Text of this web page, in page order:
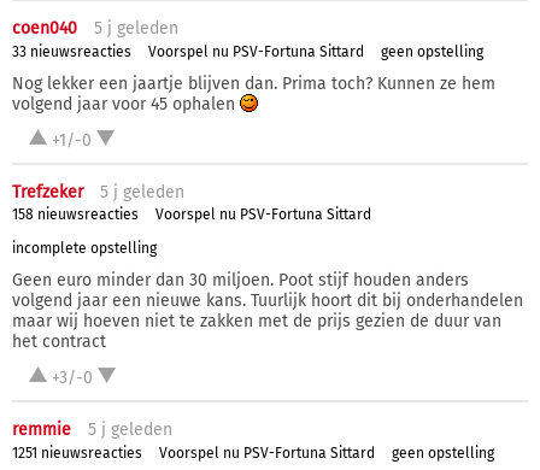
coen040 5 j geleden
33 nieuwsreacties Voorspel nu PSV-Fortuna Sittard geen opstelling
Nog lekker een jaartje blijven dan. Prima toch? Kunnen ze hem
volgend jaar voor 45 ophalen
+1/-0
Trefzeker 5 j geleden
158 nieuwsreacties
Voorspel nu PSV-Fortuna Sittard
incomplete opstelling
Geen euro minder dan 30 miljoen. Poot stijf houden anders
volgend jaar een nieuwe kans. Tuurlijk hoort dit bij onderhandelen
maar wij hoeven niet te zakken met de prijs gezien de duur van
het contract
+3/-0
remmie 5 j geleden
1251 nieuwsreacties Voorspel nu PSV-Fortuna Sittard geen opstelling